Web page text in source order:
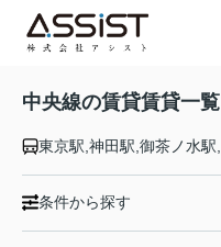
中央線の賃貸賃貸一覧
条件から探す